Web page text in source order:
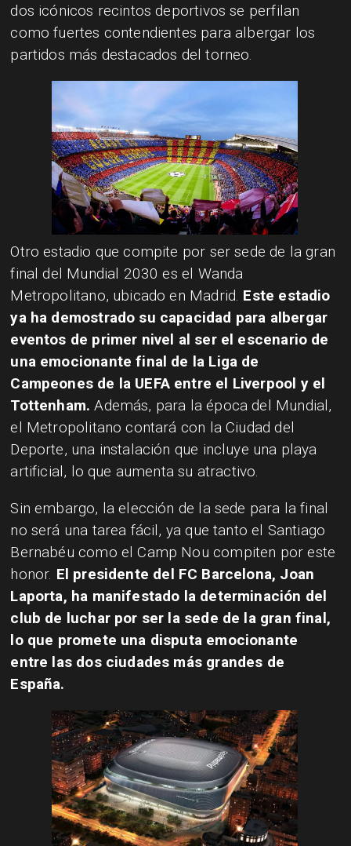
dos icónicos recintos deportivos se perfilan
como fuertes contendientes para albergar los
partidos más destacados del torneo.
​Otro estadio que compite por ser sede de la gran
final del Mundial 2030 es el Wanda
Metropolitano, ubicado en Madrid. Este estadio
ya ha demostrado su capacidad para albergar
eventos de primer nivel al ser el escenario de
una emocionante final de la Liga de
Campeones de la UEFA entre el Liverpool y el
Tottenham.Además, para la época del Mundial,
el Metropolitano contará con la Ciudad del
Deporte, una instalación que incluye una playa
artificial, lo que aumenta su atractivo.
Sin embargo, la elección de la sede para la final
no será una tarea fácil, ya que tanto el Santiago
Bernabéu como el Camp Nou compiten por este
honor. El presidente del FC Barcelona, Joan
Laporta, ha manifestado la determinación del
club de luchar por ser la sede de la gran final,
lo que promete una disputa emocionante
entre las dos ciudades más grandes de
España.